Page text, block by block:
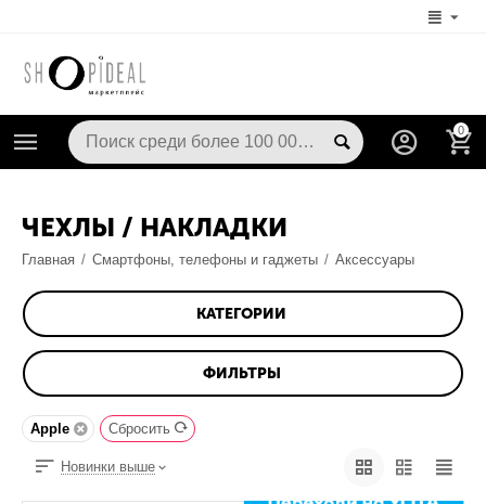
0
ЧЕХЛЫ / НАКЛАДКИ
Главная / Смартфоны, телефоны и гаджеты / Аксессуары
КАТЕГОРИИ
ФИЛЬТРЫ
Apple Сбросить
Новинки выше